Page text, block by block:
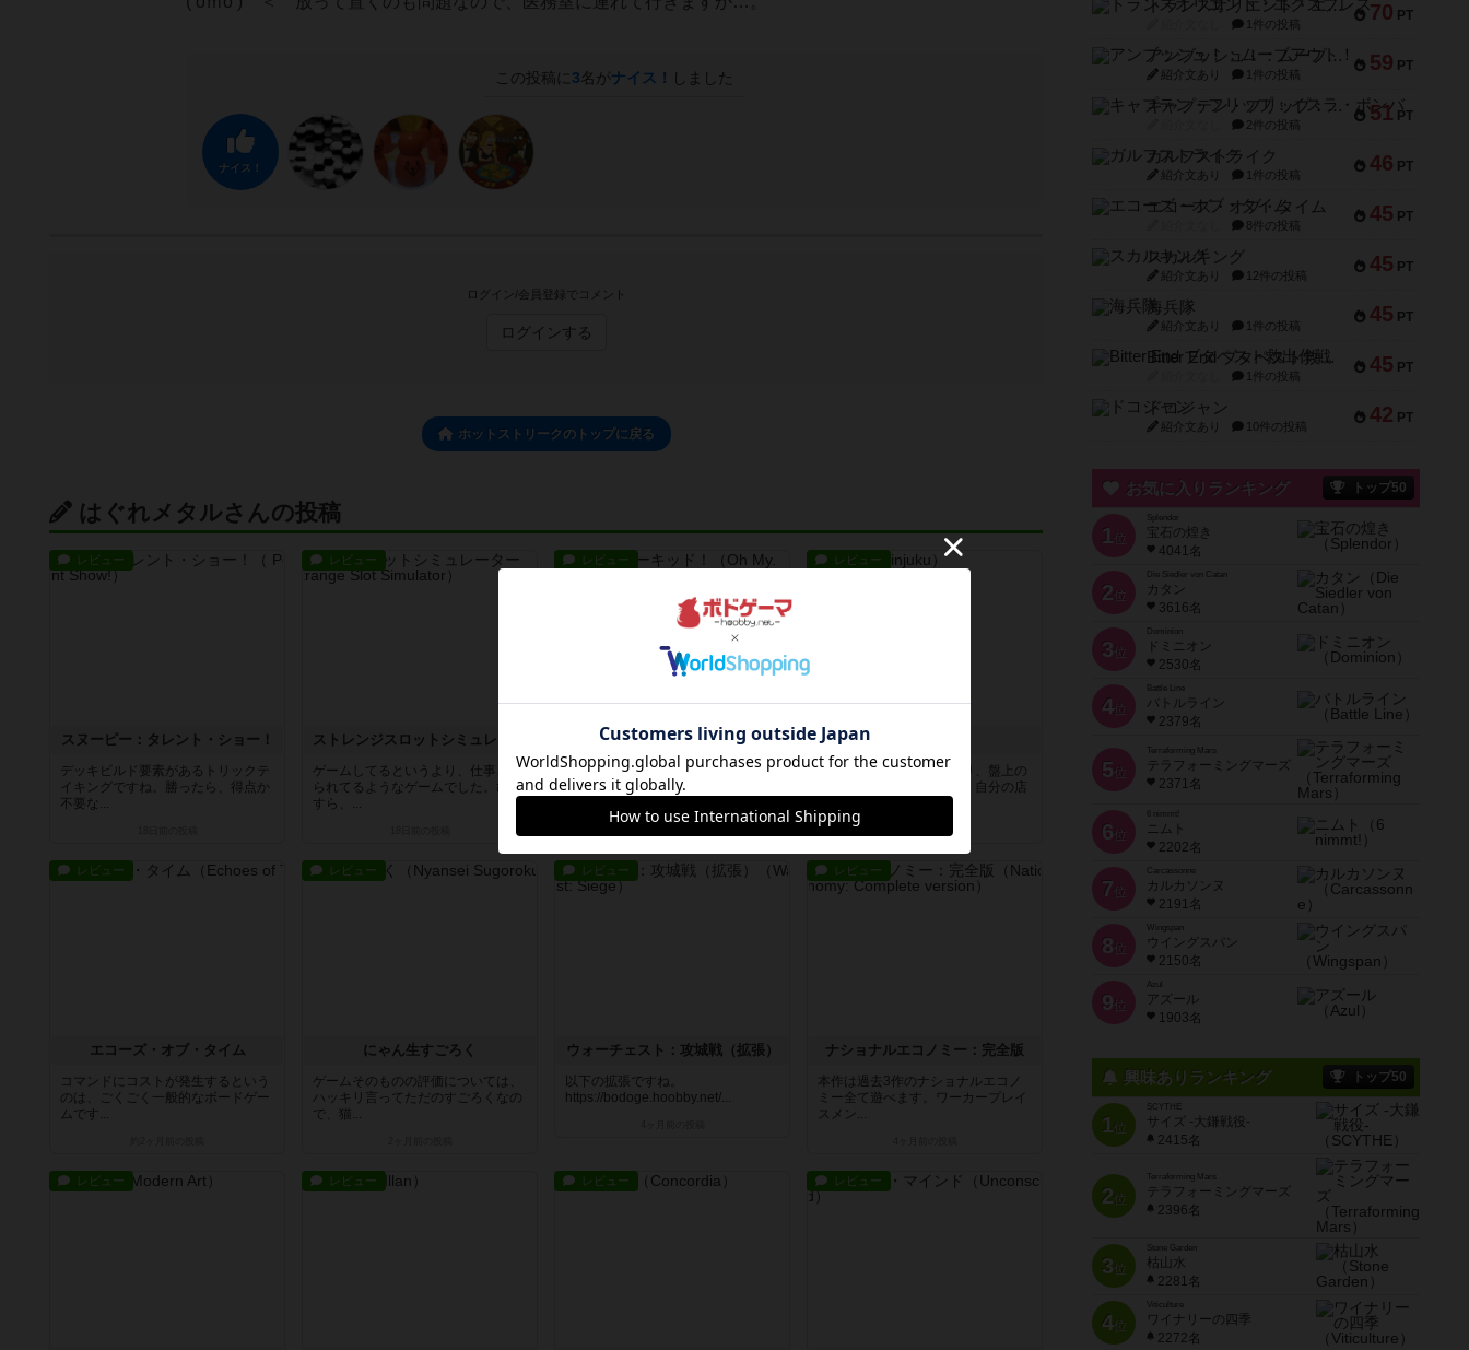
この投稿に 3名がナイス！ しました
ナイス！
ログイン/会員登録でコメント
ログインする
ホットストリークのトップに戻る
はぐれメタルさんの投稿
レビュー
スヌーピー：タレント・ショー！
デッキビルド要素があるトリックテ
イキングですね。勝ったら、得点か
不要な...
レビュー
ゲームしてるというより、仕事させ
られてるようなゲームでした。ひた
すら、...
レビュー
オー・マイ・オーキッド！
宝石の煌めきを軽く、ボドゲー初心
者にもやりやすくしたゲームです
レビュー
線路を作って、お店を作り、盤上の
消費者コマを鉄道に乗せ、自分の店
レビュー
エコーズ・オブ・タイム
コマンドにコストが発生するという
のは、ごくごく一般的なボードゲー
ムです...
レビュー
にゃん生すごろく
ゲームそのものの評価については、
ハッキリ言ってただのすごろくなの
で、猫...
レビュー
ウォーチェスト：攻城戦（拡張）
以下の拡張ですね。
https://bodoge.hoobby.net/...
レビュー
ナショナルエコノミー：完全版
本作は過去3作のナショナルエコノ
ミー全て遊べます。ワーカープレイ
スメン...
レビュー レビュー レビュー レビュー
70 PT
トランスオリエント・エクスプレス
1件の投稿
59 PT
アンブッシュ！：ムーブアウト！
紹介文あり 1件の投稿
51 PT
キャプテン・フリップ：イスラ・ボンバ
2件の投稿
46 PT
ガルフストライク
紹介文あり 1件の投稿
45 PT
エコーズ・オブ・タイム
8件の投稿
45 PT
スカルキング
紹介文あり 12件の投稿
45 PT
海兵隊
紹介文あり 1件の投稿
45 PT
Bitter End ブタペスト救出作戦
1件の投稿
42 PT
ドコジャン
紹介文あり 10件の投稿
お気に入りランキング トップ50
1 位
宝石の煌き
4041名
2 位
Die Siedler von Catan
カタン
3616名
3 位
ドミニオン
2530名
4位
Battle Line
バトルライン
2379名
5 位
Terraforming Mars
テラフォーミングマーズ
2371名
6 位
ニムト
2202名
7 位
Carcassonne
カルカソンヌ
2191名
8 位
Wingspan
ウイングスパン
2150名
9 位
Azul
アズール
1903名
興味ありランキング トップ50
1位
SCYTHE
サイズ -大鎌戦役-
2415名
2位
Terraforming Mars
テラフォーミングマーズ
2396名
3位
Stone Garden
枯山水
2281名
4位
Viticulture
ワイナリーの四季
2272名